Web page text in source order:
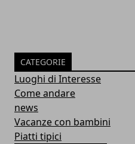
CATEGORIE
Luoghi di Interesse
Come andare
news
Vacanze con bambini
Piatti tipici